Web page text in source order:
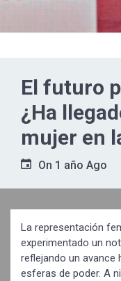
El futuro
¿Ha
mujer en
On 1 año Ago
La representación
experimentado un
reflejando un avance
esferas de poder. A